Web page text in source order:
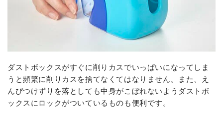
ダストボックスがすぐに削りカスでいっぱいになってしま
うと頻繁に削りカスを捨てなくてはなりません。また、え
んぴつけずりを落としても中身がこぼれないようダストボ
ックスにロックがついているものも便利です。